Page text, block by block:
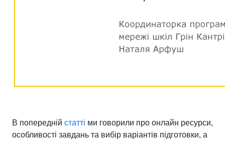
В попередній статті ми говорили про онлайн ресурси,
особливості завдань та вибір варіантів підготовки, а